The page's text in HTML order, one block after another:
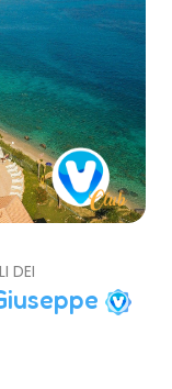
DEI